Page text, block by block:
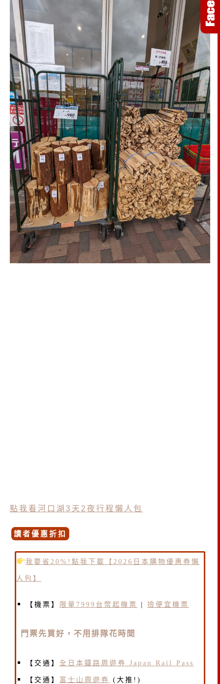
點我看河口湖3天2夜行程懶人包
讀者優惠折扣
我要省20%!點我下載【2026日本購物優惠券懶
人包】
【機票】 限量7999台幣起機票 撿便宜機票
門票先買好，不用排隊花時間
【交通】 全日本鐵路周遊券 Japan Rail Pass
【交通】 富士山周遊券 (大推!)